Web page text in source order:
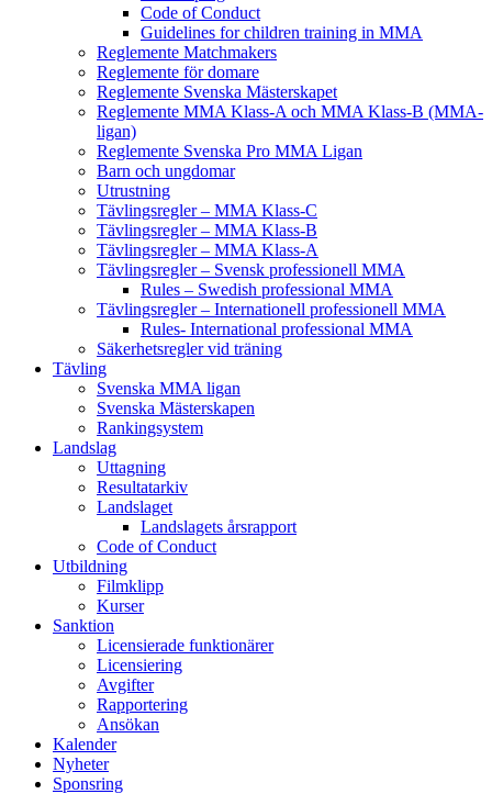
Code of Conduct
Guidelines for children training in MMA
Reglemente Matchmakers
Reglemente för domare
Reglemente Svenska Mästerskapet
Reglemente MMA Klass-A och MMA Klass-B (MMA-
ligan)
Reglemente Svenska Pro MMA Ligan
Barn och ungdomar
Utrustning
Tävlingsregler – MMA Klass-C
Tävlingsregler – MMA Klass-B
Tävlingsregler – MMA Klass-A
Tävlingsregler – Svensk professionell MMA
Rules – Swedish professional MMA
Tävlingsregler – Internationell professionell MMA
Rules- International professional MMA
Säkerhetsregler vid träning
Tävling
Svenska MMA ligan
Svenska Mästerskapen
Rankingsystem
Landslag
Uttagning
Resultatarkiv
Landslaget
Landslagets årsrapport
Code of Conduct
Utbildning
Filmklipp
Kurser
Sanktion
Licensierade funktionärer
Licensiering
Avgifter
Rapportering
Ansökan
Kalender
Nyheter
Sponsring